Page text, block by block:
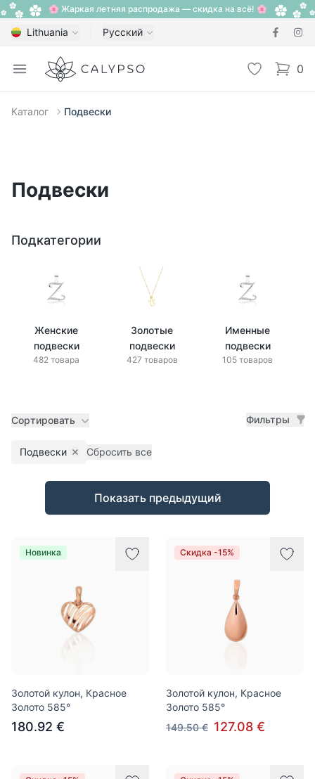
🌸 Жаркая летняя распродажа — скидка на всё! 🌸
Lithuania Русский
Open menu
Calypso Избранное
0
items
Каталог Подвески
Подвески
Подкатегории
Женские
подвески
482 товара
Золотые
подвески
427 товаров
Именные
подвески
105 товаров
Сортировать Фильтры
Подвески Remove filter
Сбросить все
Товары
Показать предыдущий
Новинка
Золотой кулон, Красное
Золото 585°
180.92 €
Скидка -15%
Золотой кулон, Красное
Золото 585°
149.50 € 127.08 €